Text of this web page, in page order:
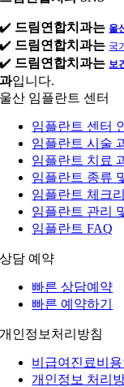
✔️ 드림연합치과는 울
✔️ 드림연합치과는 국
✔️ 드림연합치과는 보
과입니다.
울산 임플란트 센터
임플란트 센터
임플란트 시술
임플란트 치료
임플란트 종류
임플란트 체크
임플란트 관리
임플란트 FAQ
상담 예약
빠른 상담예약
빠른 예약하기
개인정보처리방침
비급여진료비용
개인정보 처리